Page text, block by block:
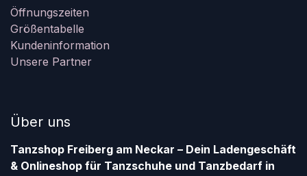
Öffnungszeiten
Größentabelle
Kundeninformation
Unsere Partner
Über uns
Tanzshop Freiberg am Neckar – Dein Ladengeschäft
& Onlineshop für Tanzschuhe und Tanzbedarf in